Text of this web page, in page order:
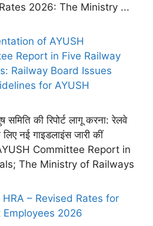
2026: The Ministry ...
of AYUSH
Report in Five Railway
Railway Board Issues
for AYUSH
की रिपोर्ट लागू करना: रेलवे
नई गाइडलाइंस जारी कीं
Committee Report in
The Ministry of Railways
HRA – Revised Rates for
Employees 2026